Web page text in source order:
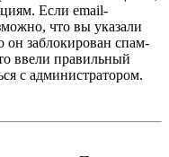
Если email-
что вы указали
он заблокирован спам-
ввели правильный
с администратором.